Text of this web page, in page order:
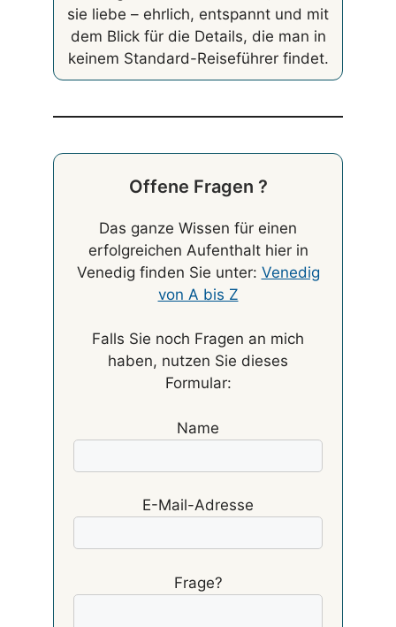
sie liebe – ehrlich, entspannt und mit
dem Blick für die Details, die man in
keinem Standard-Reiseführer findet.
Offene Fragen ?
Das ganze Wissen für einen
erfolgreichen Aufenthalt hier in
Venedig finden Sie unter: Venedig
von A bis Z
Falls Sie noch Fragen an mich
haben, nutzen Sie dieses
Formular:
Name
E-Mail-Adresse
Frage?